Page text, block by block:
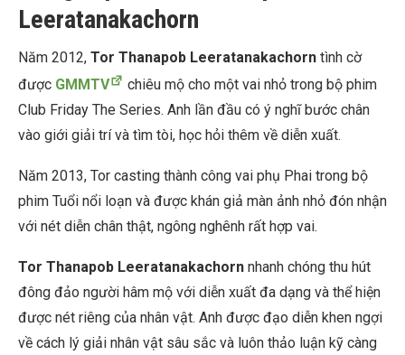
Leeratanakachorn
Năm 2012, Tor Thanapob Leeratanakachorn tình cờ
được GMMTV
chiêu mộ cho một vai nhỏ trong bộ phim
Club Friday The Series. Anh lần đầu có ý nghĩ bước chân
vào giới giải trí và tìm tòi, học hỏi thêm về diễn xuất.
Năm 2013, Tor casting thành công vai phụ Phai trong bộ
phim Tuổi nổi loạn và được khán giả màn ảnh nhỏ đón nhận
với nét diễn chân thật, ngông nghênh rất hợp vai.
Tor Thanapob Leeratanakachorn nhanh chóng thu hút
đông đảo người hâm mộ với diễn xuất đa dạng và thể hiện
được nét riêng của nhân vật. Anh được đạo diễn khen ngợi
về cách lý giải nhân vật sâu sắc và luôn thảo luận kỹ càng